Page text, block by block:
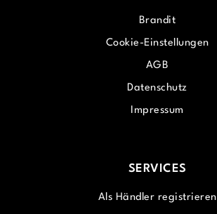
Brandit
Cookie-Einstellungen
AGB
Datenschutz
Impressum
SERVICES
Als Händler registrieren